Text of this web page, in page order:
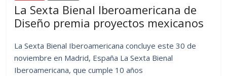
La Sexta Bienal Iberoamericana de
Diseño premia proyectos mexicanos
La Sexta Bienal Iberoamericana concluye este 30 de
noviembre en Madrid, España La Sexta Bienal
Iberoamericana, que cumple 10 años